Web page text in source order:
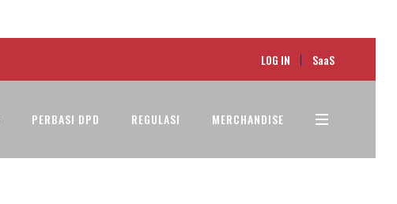
LOG IN SaaS
PERBASI DPD REGULASI MERCHANDISE